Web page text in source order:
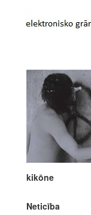
kikōne
Neticība